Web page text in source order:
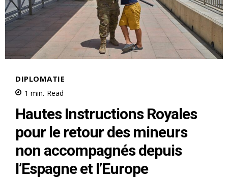
Législatives 2026 : nouveaux
électeurs, changements
d’adresse, transferts… faites
15 May 2026
In "Politique"
Électeurs : vérifiez votre
inscription sur les listes
électorales avant le 22 février
16 February 2026
In "Société"